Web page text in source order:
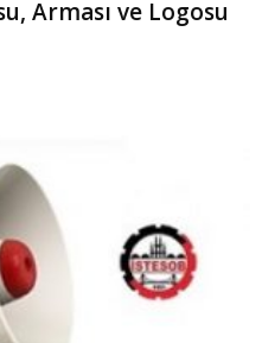
Arması ve Logosu